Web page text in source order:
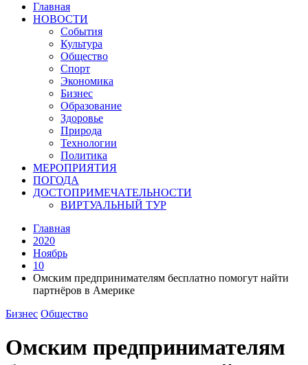
Главная
НОВОСТИ
События
Культура
Общество
Спорт
Экономика
Бизнес
Образование
Здоровье
Природа
Технологии
Политика
МЕРОПРИЯТИЯ
ПОГОДА
ДОСТОПРИМЕЧАТЕЛЬНОСТИ
ВИРТУАЛЬНЫЙ ТУР
Главная
2020
Ноябрь
10
Омским предпринимателям бесплатно помогут найти
партнёров в Америке
Бизнес Общество
Омским предпринимателям